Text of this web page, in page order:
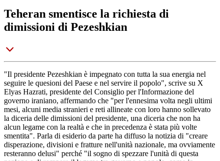
Teheran smentisce la richiesta di
dimissioni di Pezeshkian
"Il presidente Pezeshkian è impegnato con tutta la sua energia nel
seguire le quesioni del Paese e nel servire il popolo", scrive su X
Elyas Hazrati, presidente del Consiglio per l'Informazione del
governo iraniano, affermando che "per l'ennesima volta negli ultimi
mesi, alcuni media stranieri e reti allineate con loro hanno sollevato
la diceria delle dimissioni del presidente, una diceria che non ha
alcun legame con la realtà e che in precedenza è stata più volte
smentita". Parla di esiderio da parte ha diffuso la notizia di "creare
disperazione, divisioni e fratture nell'unità nazionale, ma ovviamente
resteranno delusi" perché "il sogno di spezzare l'unità di questa